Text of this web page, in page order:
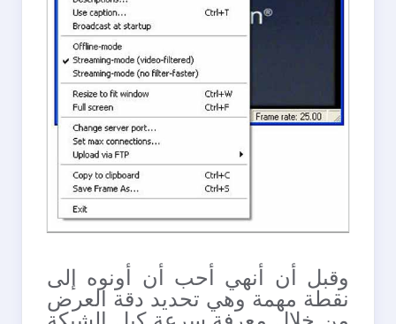
وقبل أن أنهي أحب أن أونوه إلى
نقطة مهمة وهي تحديد دقة العرض